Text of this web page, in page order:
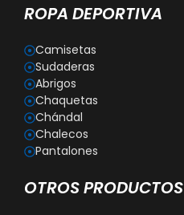
ROPA DEPORTIVA
Camisetas
Sudaderas
Abrigos
Chaquetas
Chándal
Chalecos
Pantalones
OTROS PRODUCTOS